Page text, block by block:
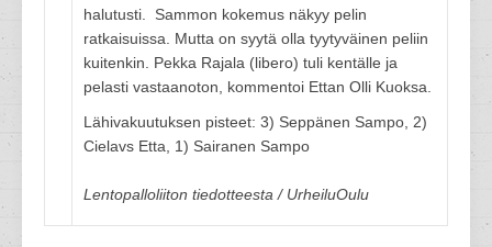
halutusti. Sammon kokemus näkyy pelin
ratkaisuissa. Mutta on syytä olla tyytyväinen peliin
kuitenkin. Pekka Rajala (libero) tuli kentälle ja
pelasti vastaanoton, kommentoi Ettan Olli Kuoksa.
Lähivakuutuksen pisteet: 3) Seppänen Sampo, 2)
Cielavs Etta, 1) Sairanen Sampo
Lentopalloliiton tiedotteesta / UrheiluOulu